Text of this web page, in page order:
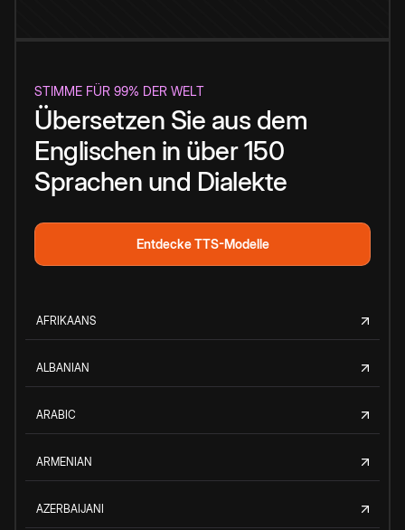
STIMME FÜR 99% DER WELT
Übersetzen Sie aus dem
Englischen in über 150
Sprachen und Dialekte
Entdecke TTS-Modelle
AFRIKAANS
ALBANIAN
ARABIC
ARMENIAN
AZERBAIJANI